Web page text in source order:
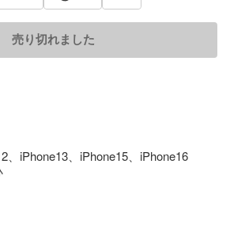
売り切れました
、iPhone13、iPhone15、iPhone16